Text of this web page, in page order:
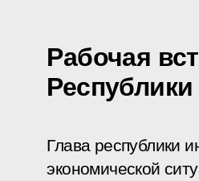
Рабочая
Глава республики
экономической